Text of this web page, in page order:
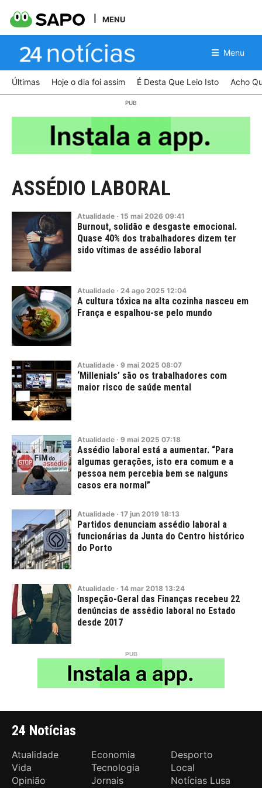
MENU
Menu
Últimas Hoje o dia foi assim É Desta Que Leio Isto Acho
ASSÉDIO LABORAL
Atualidade · 15 mai 2026 09:41
Burnout, solidão e desgaste emocional.
Quase 40% dos trabalhadores dizem ter
sido vítimas de assédio laboral
Atualidade · 24 ago 2025 12:04
A cultura tóxica na alta cozinha nasceu em
França e espalhou-se pelo mundo
Atualidade · 9 mai 2025 08:07
‘Millenials’ são os trabalhadores com
maior risco de saúde mental
Atualidade · 9 mai 2025 07:18
Assédio laboral está a aumentar. “Para
algumas gerações, isto era comum e a
pessoa nem percebia bem se nalguns
casos era normal”
Atualidade · 17 jun 2019 18:13
Partidos denunciam assédio laboral a
funcionárias da Junta do Centro histórico
do Porto
Atualidade · 14 mar 2018 13:24
Inspeção-Geral das Finanças recebeu 22
denúncias de assédio laboral no Estado
desde 2017
24 Notícias
Atualidade Economia
Desporto
Vida
Tecnologia
Local
Opinião
Jornais Notícias Lusa